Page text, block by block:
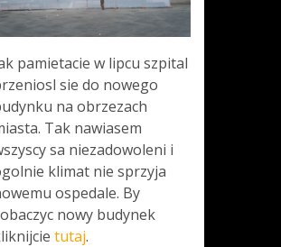
pamietacie w lipcu szpital
sie do nowego
na obrzezach
Tak nawiasem
sa niezadowoleni i
klimat nie sprzyja
ospedale. By
nowy budynek
tutaj.